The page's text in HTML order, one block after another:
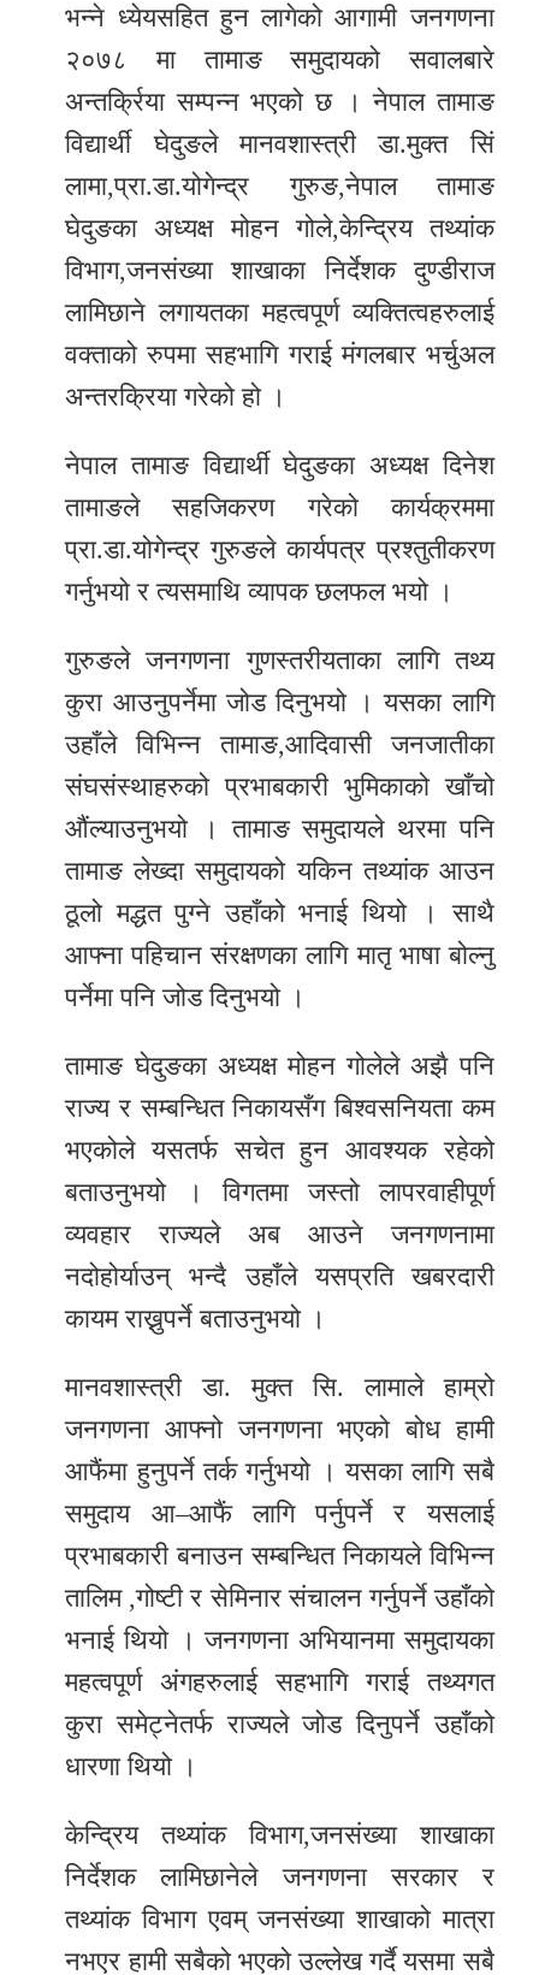
भन्ने ध्येयसहित हुन लागेको आगामी जनगणना
२०७८ मा तामाङ समुदायको सवालबारे
अन्तर्क्रिया सम्पन्न भएको छ । नेपाल तामाङ
विद्यार्थी घेदुङले मानवशास्त्री डा.मुक्त सिं
लामा,प्रा.डा.योगेन्द्र गुरुङ,नेपाल तामाङ
घेदुङका अध्यक्ष मोहन गोले,केन्द्रिय तथ्यांक
विभाग,जनसंख्या शाखाका निर्देशक दुण्डीराज
लामिछाने लगायतका महत्वपूर्ण व्यक्तित्वहरुलाई
वक्ताको रुपमा सहभागि गराई मंगलबार भर्चुअल
अन्तरक्रिया गरेको हो ।
नेपाल तामाङ विद्यार्थी घेदुङका अध्यक्ष दिनेश
तामाङले सहजिकरण गरेको कार्यक्रममा
प्रा.डा.योगेन्द्र गुरुङले कार्यपत्र प्रश्तुतीकरण
गर्नुभयो र त्यसमाथि व्यापक छलफल भयो ।
गुरुङले जनगणना गुणस्तरीयताका लागि तथ्य
कुरा आउनुपर्नेमा जोड दिनुभयो । यसका लागि
उहाँले विभिन्न तामाङ,आदिवासी जनजातीका
संघसंस्थाहरुको प्रभाबकारी भुमिकाको खाँचो
औंल्याउनुभयो । तामाङ समुदायले थरमा पनि
तामाङ लेख्दा समुदायको यकिन तथ्यांक आउन
ठूलो मद्धत पुग्ने उहाँको भनाई थियो । साथै
आफ्ना पहिचान संरक्षणका लागि मातृ भाषा बोल्नु
पर्नेमा पनि जोड दिनुभयो ।
तामाङ घेदुङका अध्यक्ष मोहन गोलेले अझै पनि
राज्य र सम्बन्धित निकायसँग बिश्वसनियता कम
भएकोले यसतर्फ सचेत हुन आवश्यक रहेको
बताउनुभयो । विगतमा जस्तो लापरवाहीपूर्ण
व्यवहार राज्यले अब आउने जनगणनामा
नदोहोर्याउन् भन्दै उहाँले यसप्रति खबरदारी
कायम राख्नुपर्ने बताउनुभयो ।
मानवशास्त्री डा. मुक्त सि. लामाले हाम्रो
जनगणना आफ्नो जनगणना भएको बोध हामी
आफैंमा हुनुपर्ने तर्क गर्नुभयो । यसका लागि सबै
समुदाय आ–आफैं लागि पर्नुपर्ने र यसलाई
प्रभाबकारी बनाउन सम्बन्धित निकायले विभिन्न
तालिम ,गोष्टी र सेमिनार संचालन गर्नुपर्ने उहाँको
भनाई थियो । जनगणना अभियानमा समुदायका
महत्वपूर्ण अंगहरुलाई सहभागि गराई तथ्यगत
कुरा समेट्नेतर्फ राज्यले जोड दिनुपर्ने उहाँको
धारणा थियो ।
केन्द्रिय तथ्यांक विभाग,जनसंख्या शाखाका
निर्देशक लामिछानेले जनगणना सरकार र
तथ्यांक विभाग एवम् जनसंख्या शाखाको मात्रा
नभएर हामी सबैको भएको उल्लेख गर्दै यसमा सबै